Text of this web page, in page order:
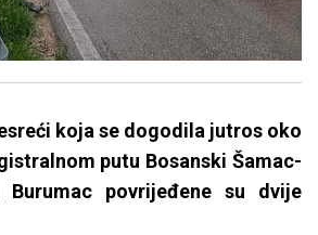
koja se dogodila jutros oko
putu Bosanski Šamac-
povrijeđene su dvije